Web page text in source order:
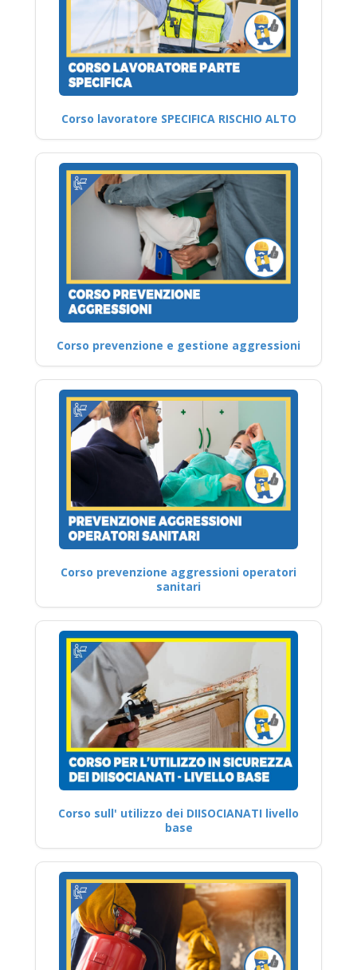
Corso lavoratore SPECIFICA RISCHIO ALTO
Corso prevenzione e gestione aggressioni
Corso prevenzione aggressioni operatori
sanitari
Corso sull' utilizzo dei DIISOCIANATI livello
base